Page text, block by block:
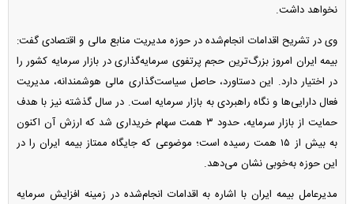
نخواهد داشت.
وی در تشریح اقدامات انجام‌شده در حوزه مدیریت منابع مالی و اقتصادی گفت:
بیمه ایران امروز بزرگ‌ترین حجم پرتفوی سرمایه‌گذاری در بازار سرمایه کشور را
در اختیار دارد. این دستاورد، حاصل سیاست‌گذاری مالی هوشمندانه، مدیریت
فعال دارایی‌ها و نگاه راهبردی به بازار سرمایه است. در سال گذشته نیز با هدف
حمایت از بازار سرمایه، حدود ۳ همت سهام خریداری شد که ارزش آن اکنون
به بیش از ۱۵ همت رسیده است؛ موضوعی که جایگاه ممتاز بیمه ایران را در
این حوزه به‌خوبی نشان می‌دهد.
مدیرعامل بیمه ایران با اشاره به اقدامات انجام‌شده در زمینه افزایش سرمایه